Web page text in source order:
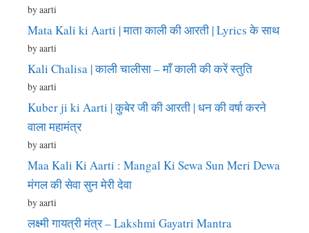
by aarti
Mata Kali ki Aarti | माता काली की आरती | Lyrics के साथ
by aarti
Kali Chalisa | काली चालीसा – माँ काली की करें स्तुति
by aarti
Kuber ji ki Aarti | कुबेर जी की आरती | धन की वर्षा करने
वाला महामंत्र
by aarti
Maa Kali Ki Aarti : Mangal Ki Sewa Sun Meri Dewa
मंगल की सेवा सुन मेरी देवा
by aarti
लक्ष्मी गायत्री मंत्र – Lakshmi Gayatri Mantra